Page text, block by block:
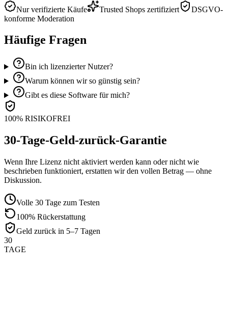
Nur verifizierte Käufe
Trusted Shops zertifiziert
DSGVO-
konforme Moderation
Häufige Fragen
Bin ich lizenzierter Nutzer?
Warum können wir so günstig sein?
Gibt es diese Software für mich?
100% RISIKOFREI
30-Tage-Geld-zurück-Garantie
Wenn Ihre Lizenz nicht aktiviert werden kann oder nicht wie
beschrieben funktioniert, erstatten wir den vollen Betrag — ohne
Diskussion.
Volle 30 Tage zum Testen
100% Rückerstattung
Geld zurück in 5–7 Tagen
30
TAGE